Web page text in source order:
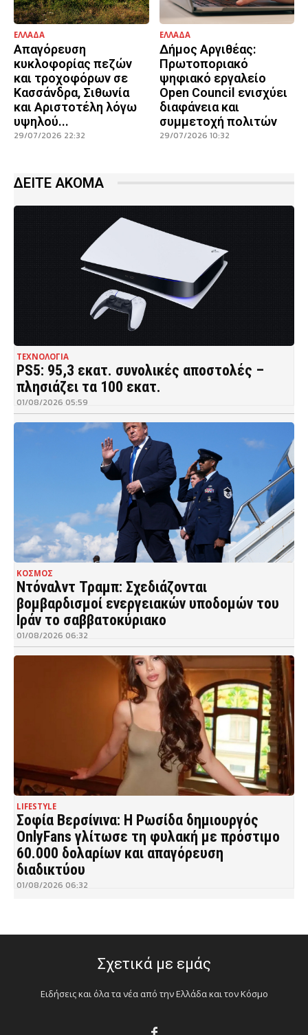
ΕΛΛΑΔΑ
Απαγόρευση
κυκλοφορίας πεζών
και τροχοφόρων σε
Κασσάνδρα, Σιθωνία
και Αριστοτέλη λόγω
υψηλού...
29/07/2026 22:32
ΕΛΛΑΔΑ
Δήμος Αργιθέας:
Πρωτοποριακό
ψηφιακό εργαλείο
Open Council ενισχύει
διαφάνεια και
συμμετοχή πολιτών
29/07/2026 10:32
ΔΕΙΤΕ ΑΚΟΜΑ
ΤΕΧΝΟΛΟΓΙΑ
PS5: 95,3 εκατ. συνολικές αποστολές –
πλησιάζει τα 100 εκατ.
01/08/2026 05:59
ΚΟΣΜΟΣ
Ντόναλντ Τραμπ: Σχεδιάζονται
βομβαρδισμοί ενεργειακών υποδομών του
Ιράν το σαββατοκύριακο
01/08/2026 06:32
LIFESTYLE
Σοφία Βερσίνινα: Η Ρωσίδα δημιουργός
OnlyFans γλίτωσε τη φυλακή με πρόστιμο
60.000 δολαρίων και απαγόρευση
διαδικτύου
01/08/2026 06:32
Σχετικά με εμάς
Ειδήσεις και όλα τα νέα από την Ελλάδα και τον Κόσμο